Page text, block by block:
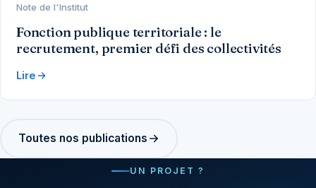
Note de l'Institut
Fonction publique territoriale : le
recrutement, premier défi des collectivités
Lire
Toutes nos publications
UN PROJET ?